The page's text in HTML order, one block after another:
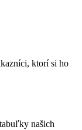
ktorí si ho
našich